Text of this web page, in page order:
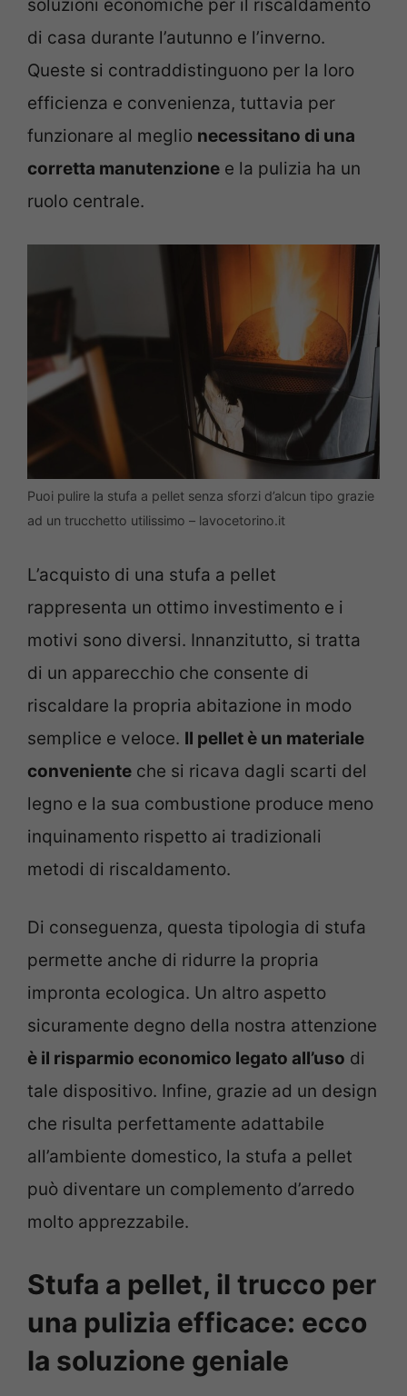
soluzioni economiche per il riscaldamento
di casa durante l’autunno e l’inverno.
Queste si contraddistinguono per la loro
efficienza e convenienza, tuttavia per
funzionare al meglio necessitano di una
corretta manutenzione e la pulizia ha un
ruolo centrale.
Puoi pulire la stufa a pellet senza sforzi d’alcun tipo grazie
ad un trucchetto utilissimo – lavocetorino.it
L’acquisto di una stufa a pellet
rappresenta un ottimo investimento e i
motivi sono diversi. Innanzitutto, si tratta
di un apparecchio che consente di
riscaldare la propria abitazione in modo
semplice e veloce. Il pellet è un materiale
conveniente che si ricava dagli scarti del
legno e la sua combustione produce meno
inquinamento rispetto ai tradizionali
metodi di riscaldamento.
Di conseguenza, questa tipologia di stufa
permette anche di ridurre la propria
impronta ecologica. Un altro aspetto
sicuramente degno della nostra attenzione
è il risparmio economico legato all’uso di
tale dispositivo. Infine, grazie ad un design
che risulta perfettamente adattabile
all’ambiente domestico, la stufa a pellet
può diventare un complemento d’arredo
molto apprezzabile.
Stufa a pellet, il trucco per
una pulizia efficace: ecco
la soluzione geniale